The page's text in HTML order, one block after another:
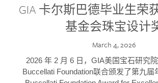
GIA 卡尔斯巴德毕业生荣
基金会珠宝设计
March 4, 2026
2026 年 2 月 6 日，GIA美国宝石研究
Buccellati Foundation联合颁发了第九届